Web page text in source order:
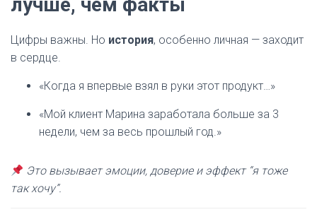
Цифры важны. Но история, особенно личная — заходит
в сердце.
«Когда я впервые взял в руки этот продукт…»
«Мой клиент Марина заработала больше за 3
недели, чем за весь прошлый год.»
Это вызывает эмоции, доверие и эффект “я тоже
так хочу”.